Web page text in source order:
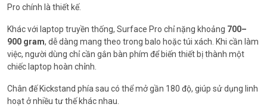
Pro chính là thiết kế.
Khác với laptop truyền thống, Surface Pro chỉ nặng khoảng 700–
900 gram, dễ dàng mang theo trong balo hoặc túi xách. Khi cần làm
việc, người dùng chỉ cần gắn bàn phím để biến thiết bị thành một
chiếc laptop hoàn chỉnh.
Chân đế Kickstand phía sau có thể mở gần 180 độ, giúp sử dụng linh
hoạt ở nhiều tư thế khác nhau.